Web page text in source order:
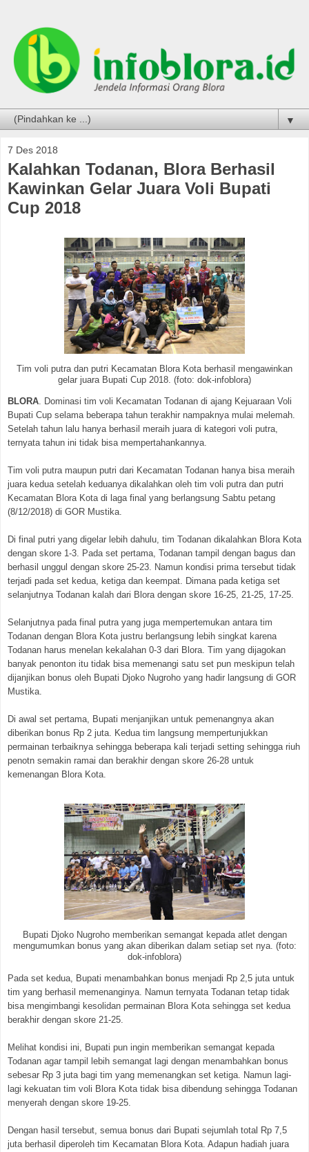
▼
7 Des 2018
Kalahkan Todanan, Blora Berhasil
Kawinkan Gelar Juara Voli Bupati
Cup 2018
Tim voli putra dan putri Kecamatan Blora Kota berhasil mengawinkan
gelar juara Bupati Cup 2018. (foto: dok-infoblora)
BLORA. Dominasi tim voli Kecamatan Todanan di ajang Kejuaraan Voli
Bupati Cup selama beberapa tahun terakhir nampaknya mulai melemah.
Setelah tahun lalu hanya berhasil meraih juara di kategori voli putra,
ternyata tahun ini tidak bisa mempertahankannya.
Tim voli putra maupun putri dari Kecamatan Todanan hanya bisa meraih
juara kedua setelah keduanya dikalahkan oleh tim voli putra dan putri
Kecamatan Blora Kota di laga final yang berlangsung Sabtu petang
(8/12/2018) di GOR Mustika.
Di final putri yang digelar lebih dahulu, tim Todanan dikalahkan Blora Kota
dengan skore 1-3. Pada set pertama, Todanan tampil dengan bagus dan
berhasil unggul dengan skore 25-23. Namun kondisi prima tersebut tidak
terjadi pada set kedua, ketiga dan keempat. Dimana pada ketiga set
selanjutnya Todanan kalah dari Blora dengan skore 16-25, 21-25, 17-25.
Selanjutnya pada final putra yang juga mempertemukan antara tim
Todanan dengan Blora Kota justru berlangsung lebih singkat karena
Todanan harus menelan kekalahan 0-3 dari Blora. Tim yang dijagokan
banyak penonton itu tidak bisa memenangi satu set pun meskipun telah
dijanjikan bonus oleh Bupati Djoko Nugroho yang hadir langsung di GOR
Mustika.
Di awal set pertama, Bupati menjanjikan untuk pemenangnya akan
diberikan bonus Rp 2 juta. Kedua tim langsung mempertunjukkan
permainan terbaiknya sehingga beberapa kali terjadi setting sehingga riuh
penotn semakin ramai dan berakhir dengan skore 26-28 untuk
kemenangan Blora Kota.
Bupati Djoko Nugroho memberikan semangat kepada atlet dengan
mengumumkan bonus yang akan diberikan dalam setiap set nya. (foto:
dok-infoblora)
Pada set kedua, Bupati menambahkan bonus menjadi Rp 2,5 juta untuk
tim yang berhasil memenanginya. Namun ternyata Todanan tetap tidak
bisa mengimbangi kesolidan permainan Blora Kota sehingga set kedua
berakhir dengan skore 21-25.
Melihat kondisi ini, Bupati pun ingin memberikan semangat kepada
Todanan agar tampil lebih semangat lagi dengan menambahkan bonus
sebesar Rp 3 juta bagi tim yang memenangkan set ketiga. Namun lagi-
lagi kekuatan tim voli Blora Kota tidak bisa dibendung sehingga Todanan
menyerah dengan skore 19-25.
Dengan hasil tersebut, semua bonus dari Bupati sejumlah total Rp 7,5
juta berhasil diperoleh tim Kecamatan Blora Kota. Adapun hadiah juara